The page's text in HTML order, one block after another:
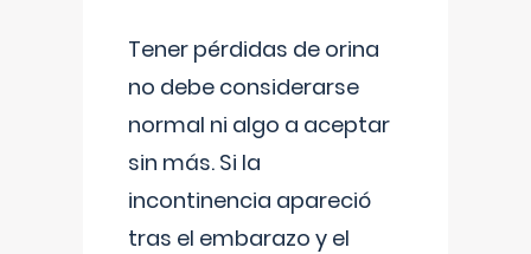
Tener pérdidas de orina
no debe considerarse
normal ni algo a aceptar
sin más. Si la
incontinencia apareció
tras el embarazo y el